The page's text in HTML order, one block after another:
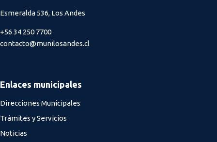
Esmeralda 536, Los Andes
+56 34 250 7700
contacto@munilosandes.cl
Enlaces municipales
Direcciones Municipales
Trámites y Servicios
Noticias